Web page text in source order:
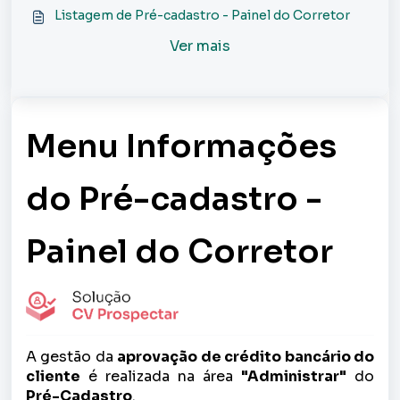
Listagem de Pré-cadastro - Painel do Corretor
Ver mais
Menu Informações
do Pré-cadastro -
Painel do Corretor
A gestão da aprovação de crédito bancário do
cliente é realizada na área "Administrar" do
Pré-Cadastro.